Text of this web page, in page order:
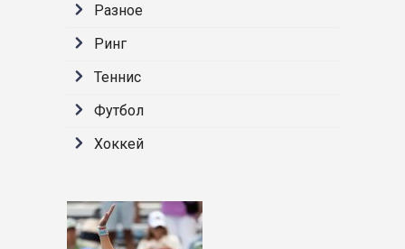
Разное
Ринг
Теннис
Футбол
Хоккей